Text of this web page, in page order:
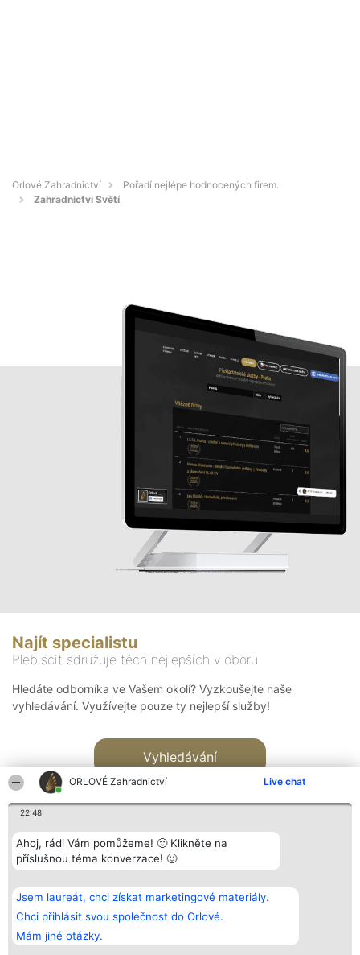
ORLOVÉ Zahradnictví Live chat
22:48
Ahoj, rádi Vám pomůžeme! 🙂 Klikněte na
příslušnou téma konverzace! 🙂
Jsem laureát, chci získat marketingové materiály.
Chci přihlásit svou společnost do Orlové.
Mám jiné otázky.
Orlové Zahradnictví
Pořadí nejlépe hodnocených firem.
Zahradnictvi Světí
Najít specialistu
Plebiscit sdružuje těch nejlepších v oboru
Hledáte odborníka ve Vašem okolí? Vyzkoušejte naše
vyhledávání. Využívejte pouze ty nejlepší služby!
Vyhledávání
Bright Side Solutions sp. z o.
o. sp. k.
ul. Ruska 22
Wrocław 50-079
KRS 0000749100 | Regon
381313360 | NIP 8943132676
Vítězové
Seznam všech
laureátů
Zásady
Zásady
Kontakt